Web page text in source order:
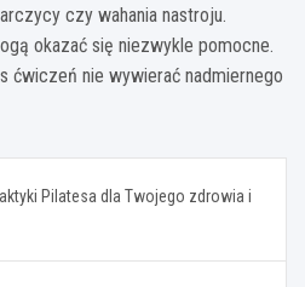
czy wahania nastroju.
okazać się niezwykle pomocne.
ćwiczeń nie wywierać nadmiernego
Pilatesa dla Twojego zdrowia i